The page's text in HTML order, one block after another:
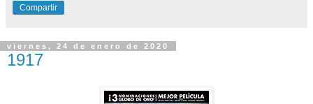
Compartir
viernes, 24 de enero de 2020
1917